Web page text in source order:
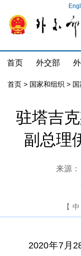
首页 外交部
首页 > 国家和组织 > 国
驻塔吉
副总理
来源
【 中
2020年7月28